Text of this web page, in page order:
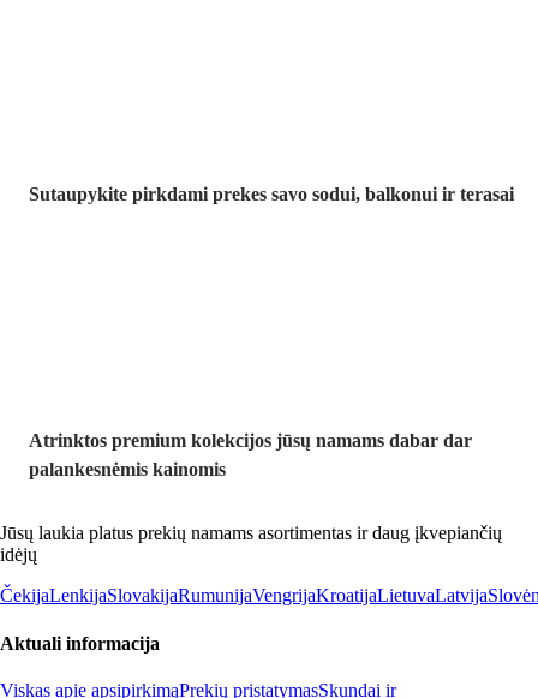
Sutaupykite pirkdami prekes savo sodui, balkonui ir terasai
Atrinktos premium kolekcijos jūsų namams dabar dar
palankesnėmis kainomis
Jūsų laukia platus prekių namams asortimentas ir daug įkvepiančių
idėjų
ČekijaLenkijaSlovakijaRumunijaVengrijaKroatijaLietuvaLatvija
Aktuali informacija
Viskas apie apsipirkimąPrekių pristatymasSkundai ir